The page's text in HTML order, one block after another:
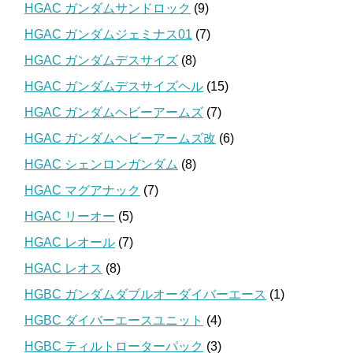
HGAC ガンダムサンドロック (9)
HGAC ガンダムジェミナス01 (7)
HGAC ガンダムデスサイズ (8)
HGAC ガンダムデスサイズヘル (15)
HGAC ガンダムヘビーアームズ (7)
HGAC ガンダムヘビーアームズ改 (6)
HGAC シェンロンガンダム (8)
HGAC マグアナック (7)
HGAC リーオー (5)
HGAC レオール (7)
HGAC レオス (8)
HGBC ガンダムダブルオーダイバーエース (1)
HGBC ダイバーエースユニット (4)
HGBC ティルトローターパック (3)